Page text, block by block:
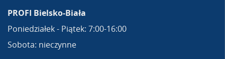
PROFI Bielsko-Biała
Poniedziałek - Piątek: 7:00-16:00
Sobota: nieczynne